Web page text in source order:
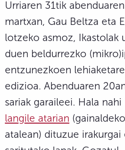
Urriaren 31tik
martxan, Gau Beltza eta
lotzeko asmoz, Ikastolak
duen beldurrezko
entzunezkoen
edizioa. Abenduaren
sariak garaileei. Hala
langile atarian
atalean) dituzue irakurgai